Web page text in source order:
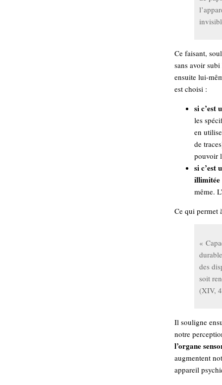
Ce faisant,
sans avoir
ensuite lui-
est choisi :
si c’est
les
en
de
pouvoir
si c’est
illimitée
même.
Ce qui permet
«
des
soit
(XIV,
Il souligne
notre
l’organe
augmentent
appareil